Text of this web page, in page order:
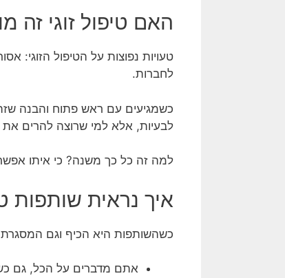
האם טיפול זוגי זה
טעויות נפוצות על הטיפול הזוגי:
לחברות.
כשמגיעים עם ראש פתוח והבנה
לבעיות, אלא למי שרוצה להרים
למה זה כל כך משנה? כי איתו
איך נראית שותפות
כשהשותפות היא הכיף וגם
אתם מדברים על הכל, גם